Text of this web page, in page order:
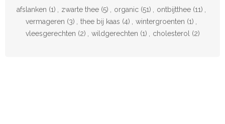
afslanken (1) , zwarte thee (5) , organic (51) , ontbijtthee (11) ,
vermageren (3) , thee bij kaas (4) , wintergroenten (1) ,
vleesgerechten (2) , wildgerechten (1) , cholesterol (2)